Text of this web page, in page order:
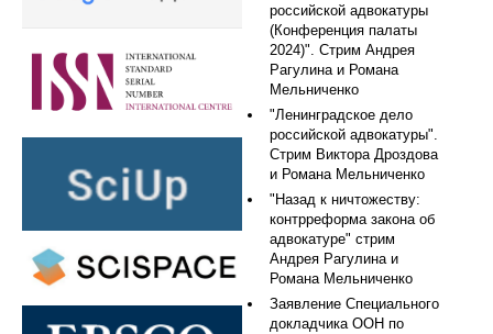
российской адвокатуры
(Конференция палаты
2024)". Стрим Андрея
Рагулина и Романа
Мельниченко
"Ленинградское дело
российской адвокатуры".
Стрим Виктора Дроздова
и Романа Мельниченко
"Назад к ничтожеству:
контрреформа закона об
адвокатуре" стрим
Андрея Рагулина и
Романа Мельниченко
Заявление Специального
докладчика ООН по